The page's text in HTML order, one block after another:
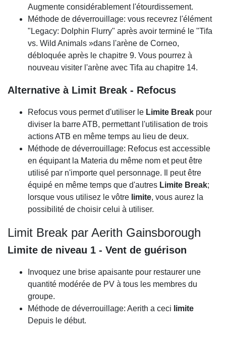
Augmente considérablement l'étourdissement.
Méthode de déverrouillage: vous recevrez l'élément
"Legacy: Dolphin Flurry" après avoir terminé le "Tifa
vs. Wild Animals »dans l'arène de Corneo,
débloquée après le chapitre 9. Vous pourrez à
nouveau visiter l'arène avec Tifa au chapitre 14.
Alternative à Limit Break - Refocus
Refocus vous permet d'utiliser le Limite Break pour
diviser la barre ATB, permettant l'utilisation de trois
actions ATB en même temps au lieu de deux.
Méthode de déverrouillage: Refocus est accessible
en équipant la Materia du même nom et peut être
utilisé par n'importe quel personnage. Il peut être
équipé en même temps que d'autres Limite Break;
lorsque vous utilisez le vôtre limite, vous aurez la
possibilité de choisir celui à utiliser.
Limit Break par Aerith Gainsborough
Limite de niveau 1 - Vent de guérison
Invoquez une brise apaisante pour restaurer une
quantité modérée de PV à tous les membres du
groupe.
Méthode de déverrouillage: Aerith a ceci limite
Depuis le début.